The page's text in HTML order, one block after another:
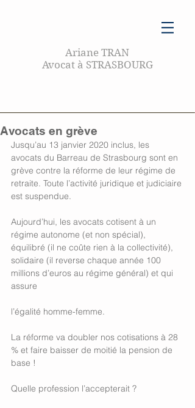
Ariane TRAN
Avocat à STRASBOURG
Avocats en grève
Jusqu’au 13 janvier 2020 inclus, les
avocats du Barreau de Strasbourg sont en
grève contre la réforme de leur régime de
retraite. Toute l’activité juridique et judiciaire
est suspendue.
Aujourd’hui, les avocats cotisent à un
régime autonome (et non spécial),
équilibré (il ne coûte rien à la collectivité),
solidaire (il reverse chaque année 100
millions d’euros au régime général) et qui
assure
l’égalité homme-femme.
La réforme va doubler nos cotisations à 28
% et faire baisser de moitié la pension de
base !
Quelle profession l’accepterait ?